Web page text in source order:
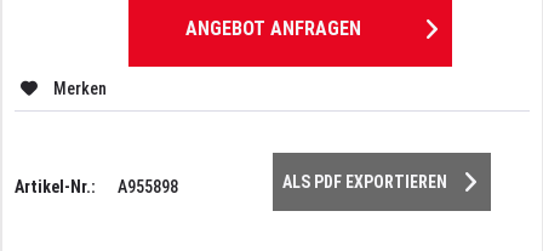
ANGEBOT ANFRAGEN
Merken
Artikel-Nr.: A955898 ALS PDF EXPORTIEREN